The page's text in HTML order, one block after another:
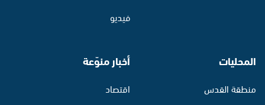
فيديو
المحليات
منطقة القدس
أخبار منوّعة
اقتصاد